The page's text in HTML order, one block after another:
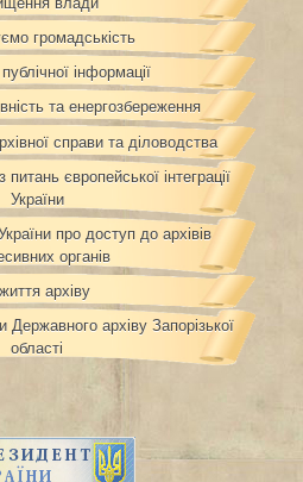
громадськість
інформації
та енергозбереження
справи та діловодства
питань європейської інтеграції
України
про доступ до архівів
органів
архіву
архіву Запорізької
області